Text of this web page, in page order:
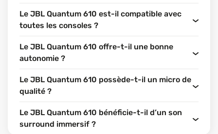
Le JBL Quantum 610 est-il compatible avec
toutes les consoles ?
Le JBL Quantum 610 offre-t-il une bonne
autonomie ?
Le JBL Quantum 610 possède-t-il un micro de
qualité ?
Le JBL Quantum 610 bénéficie-t-il d’un son
surround immersif ?